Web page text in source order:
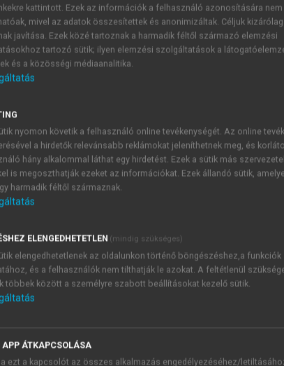
ÚJ FIÓK
1 óra
JELSZÓ
Kérek értesítést a MeRSZ
Kérek értesítést az
kattintott. Ezek az információk a felhasználó azonosítására nem
mivel az adatok összesítettek és anonimizáltak. Céljuk
javítása. Ezek közé tartoznak a harmadik féltől származó elemzési
tartozó sütik; ilyen elemzési szolgáltatások a
és a közösségi médiaanalitika.
nyomon követik a felhasználó online tevékenységét. Az online
a hirdetők relevánsabb reklámokat jeleníthetnek meg, és
hány alkalommal láthat egy hirdetést. Ezek a sütik más
is megoszthatják ezeket az információkat. Ezek állandó sütik,
harmadik féltől származnak.
ELENGEDHETETLEN (mindig szükséges)
elengedhetetlenek az oldalunkon történő böngészéshez,a funkciók
és a felhasználók nem tilthatják le azokat. A feltétlenül
többek között a személyre szabott beállításokat kezelő sütik.
APP ÁTKAPCSOLÁSA
ezt a kapcsolót az összes alkalmazás engedélyezéséhez/